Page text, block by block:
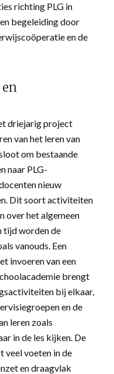
richting PLG in
begeleiding door
en de
driejarig project
van het leren van
om bestaande
naar PLG-
nieuw
Dit soort activiteiten
over het algemeen
tijd worden de
vanouds. Een
invoeren van een
brengt
bij elkaar,
en de
leren zoals
in de les kijken. De
veel voeten in de
en draagvlak